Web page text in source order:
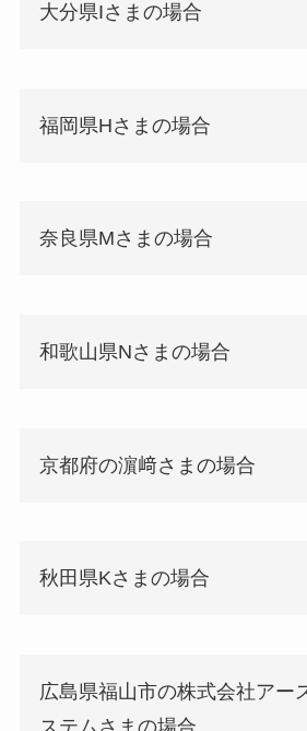
大分県Iさまの場合
福岡県Hさまの場合
奈良県Mさまの場合
和歌山県Nさまの場合
京都府の濵﨑さまの場合
秋田県Kさまの場合
広島県福山市の株式会社アー
ステムさまの場合